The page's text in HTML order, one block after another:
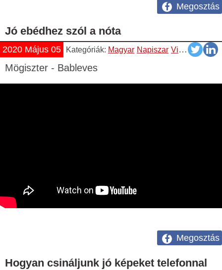
Megosztás
Jó ebédhez szól a nóta
2020 Május 05 Kategóriák: Magyar Napiszar Vicces Videók
Mögiszter - Bableves
Megosztás
Hogyan csináljunk jó képeket telefonnal